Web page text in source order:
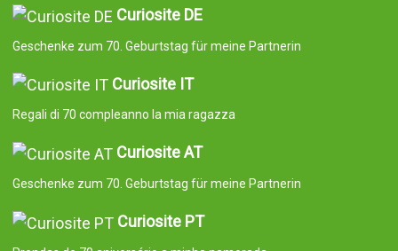
Curiosite DE
Geschenke zum 70. Geburtstag für meine Partnerin
Curiosite IT
Regali di 70 compleanno la mia ragazza
Curiosite AT
Geschenke zum 70. Geburtstag für meine Partnerin
Curiosite PT